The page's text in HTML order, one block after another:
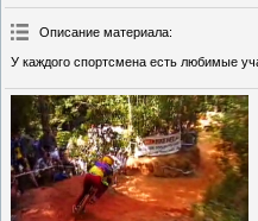
Описание материала:
У каждого спортсмена есть любимые